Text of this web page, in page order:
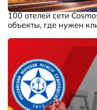
100 отелей сети
объекты, где нужен